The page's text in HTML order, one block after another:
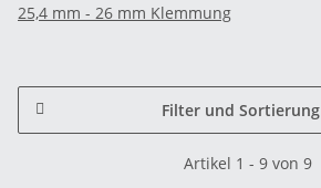
25,4 mm - 26 mm Klemmung
Filter und Sortierung
Artikel 1 - 9 von 9